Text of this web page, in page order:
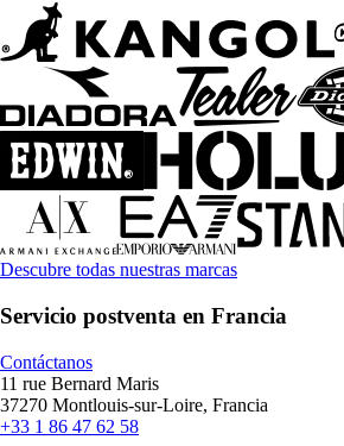
Descubre todas nuestras marcas
Servicio postventa en Francia
Contáctanos
11 rue Bernard Maris
37270 Montlouis-sur-Loire, Francia
+33 1 86 47 62 58